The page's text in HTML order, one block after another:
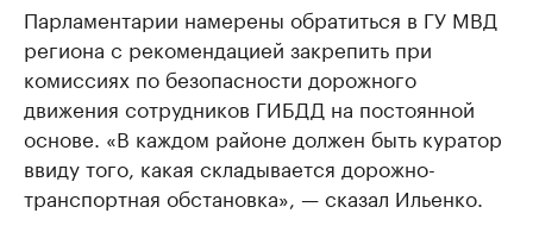
Парламентарии намерены обратиться в ГУ МВД
региона с рекомендацией закрепить при
комиссиях по безопасности дорожного
движения сотрудников ГИБДД на постоянной
основе. «В каждом районе должен быть куратор
ввиду того, какая складывается дорожно-
транспортная обстановка», — сказал Ильенко.